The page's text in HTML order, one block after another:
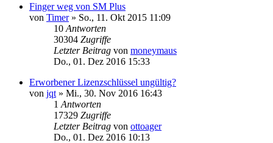
Finger weg von SM Plus
von Timer» So., 11. Okt 2015 11:09
10 Antworten
30304 Zugriffe
Letzter Beitrag von moneymaus
Do., 01. Dez 2016 15:33
Erworbener Lizenzschlüssel ungültig?
von jqt » Mi., 30. Nov 2016 16:43
1 Antworten
17329 Zugriffe
Letzter Beitrag von ottoager
Do., 01. Dez 2016 10:13